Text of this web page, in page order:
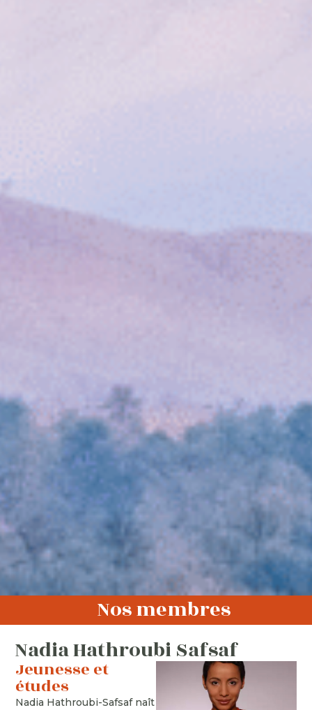
Nos membres
Nadia Hathroubi Safsaf
Jeunesse et
études
Nadia Hathroubi-Safsaf naît